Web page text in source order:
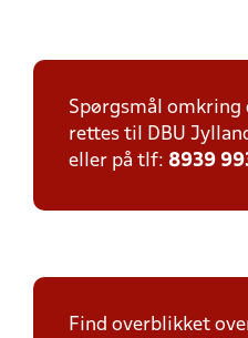
Spørgsmål omkring
rettes til DBU
eller på tlf: 8939
Find overblikket